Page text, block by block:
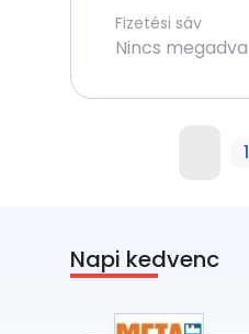
Fizetési sáv
Nincs megadva
1
Napi kedvenc